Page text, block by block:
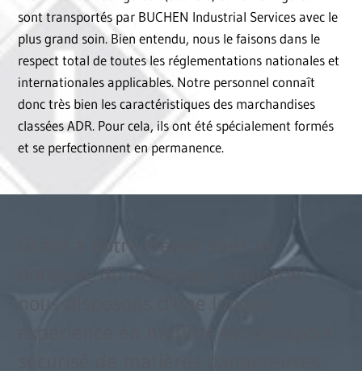
sont transportés par BUCHEN Industrial Services avec le
plus grand soin. Bien entendu, nous le faisons dans le
respect total de toutes les réglementations nationales et
internationales applicables. Notre personnel connaît
donc très bien les caractéristiques des marchandises
classées ADR. Pour cela, ils ont été spécialement formés
et se perfectionnent en permanence.
Grâce à notre travail dans le
domaine du nettoyage industriel,
nous disposons d'une longue